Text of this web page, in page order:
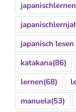
japanisch
katakana(86)
lernen(68)
manuela(53)